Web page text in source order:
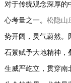
对于传统观念深厚的
心考量之一。 松隐山
势开阔，灵气蔚然。
石景赋予大地精神，
生威严屹立，贯穿南